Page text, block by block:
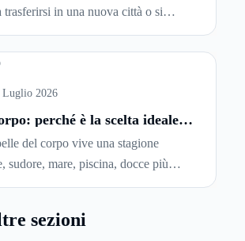
trasferirsi in una nuova città o si
a pagare il canone, per cui si
un’altra abitazione: è legittimo
possibile
che scada. In questa guida
inviare la disdetta per un contratto
Luglio 2026
perché è la scelta ideale
del corpo vive una stagione
sudore, mare, piscina, docce più
condizionata possono renderla
Eppure, proprio nei mesi caldi,
sezioni